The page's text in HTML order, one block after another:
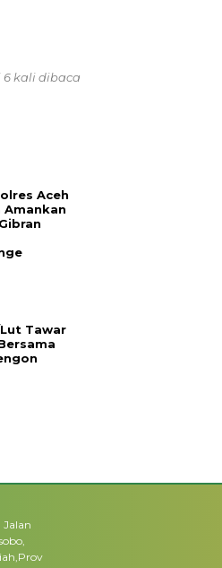
6 kali dibaca
Aceh
Amankan
Tawar
Jalan